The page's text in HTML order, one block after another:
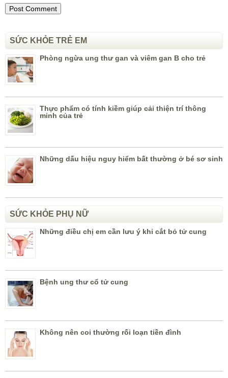
SỨC KHỎE TRẺ EM
Phòng ngừa ung thư gan và viêm gan B cho trẻ
Thực phẩm có tính kiềm giúp cải thiện trí thông
minh của trẻ
Những dấu hiệu nguy hiểm bất thường ở bé sơ sinh
SỨC KHỎE PHỤ NỮ
Những điều chị em cần lưu ý khi cắt bỏ tử cung
Bệnh ung thư cổ tử cung
Không nên coi thường rối loạn tiền đình